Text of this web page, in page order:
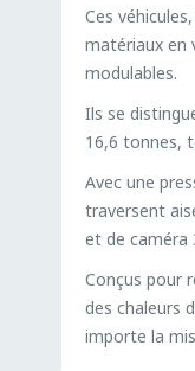
Ces
matériaux en
modulables.
Ils se
16,6 tonnes,
Avec une
traversent
et de caméra
Conçus pour
des chaleurs
importe la